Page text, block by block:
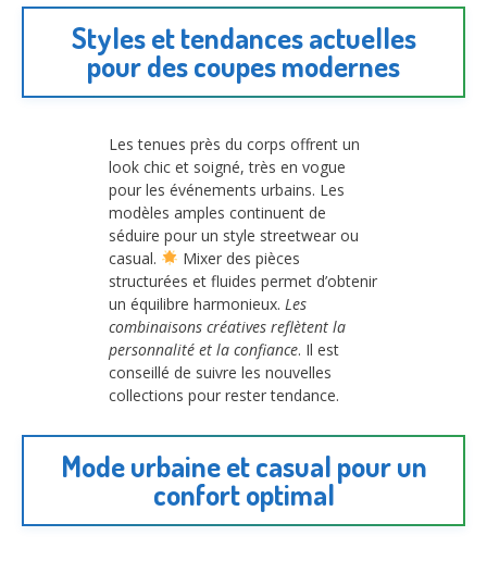
Styles et tendances actuelles
pour des coupes modernes
Les tenues près du corps offrent un
look chic et soigné, très en vogue
pour les événements urbains. Les
modèles amples continuent de
séduire pour un style streetwear ou
casual.
Mixer des pièces
structurées et fluides permet d’obtenir
un équilibre harmonieux. Les
combinaisons créatives reflètent la
personnalité et la confiance. Il est
conseillé de suivre les nouvelles
collections pour rester tendance.
Mode urbaine et casual pour un
confort optimal